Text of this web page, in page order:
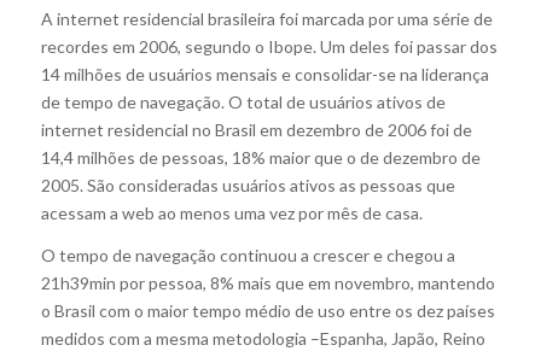
A internet residencial brasileira foi marcada por uma série de
recordes em 2006, segundo o Ibope. Um deles foi passar dos
14 milhões de usuários mensais e consolidar-se na liderança
de tempo de navegação. O total de usuários ativos de
internet residencial no Brasil em dezembro de 2006 foi de
14,4 milhões de pessoas, 18% maior que o de dezembro de
2005. São consideradas usuários ativos as pessoas que
acessam a web ao menos uma vez por mês de casa.
O tempo de navegação continuou a crescer e chegou a
21h39min por pessoa, 8% mais que em novembro, mantendo
o Brasil com o maior tempo médio de uso entre os dez países
medidos com a mesma metodologia –Espanha, Japão, Reino